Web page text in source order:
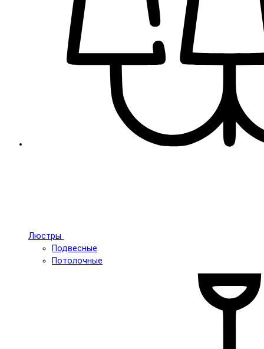
Люстры
Подвесные
Потолочные